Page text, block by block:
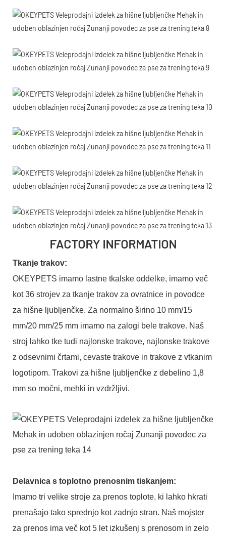
FACTORY INFORMATION
Tkanje trakov:
OKEYPETS imamo lastne tkalske oddelke, imamo več
kot 36 strojev za tkanje trakov za ovratnice in povodce
za hišne ljubljenčke. Za normalno širino 10 mm/15
mm/20 mm/25 mm imamo na zalogi bele trakove. Naš
stroj lahko tke tudi najlonske trakove, najlonske trakove
z odsevnimi črtami, cevaste trakove in trakove z vtkanim
logotipom. Trakovi za hišne ljubljenčke z debelino 1,8
mm so močni, mehki in vzdržljivi.
Delavnica s toplotno prenosnim tiskanjem:
Imamo tri velike stroje za prenos toplote, ki lahko hkrati
prenašajo tako sprednjo kot zadnjo stran. Naš mojster
za prenos ima več kot 5 let izkušenj s prenosom in zelo